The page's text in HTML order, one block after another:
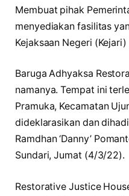
Membuat pihak
menyediakan fasilitas
Kejaksaan Negeri
Baruga Adhyaksa
namanya. Tempat ini
Pramuka, Kecamatan
dideklarasikan dan
Ramdhan ‘Danny’
Sundari, Jumat (4/3/22).
Restorative Justice